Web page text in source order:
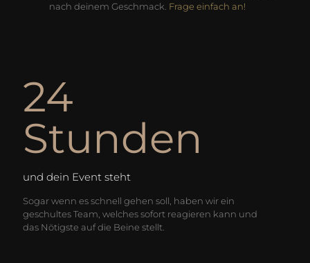
nach deinem Geschmack. Frage einfach an!
24
Stunden
und dein Event steht
Sogar wenn es schnell gehen soll, haben wir ein
geschultes Team, welches sofort reagieren kann und
das Nötigste auf die Beine stellt.